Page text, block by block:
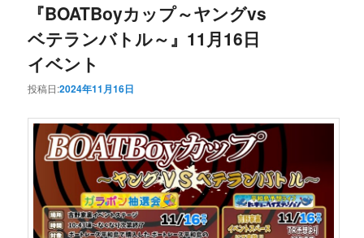
『BOATBoyカップ～ヤングvs
ベテランバトル～』11月16日
イベント
投稿日:2024年11月16日